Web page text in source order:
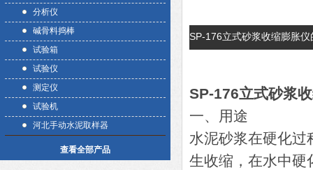
分析仪
碱骨料捣棒
试验箱
试验仪
测定仪
试验机
河北手动水泥取样器
查看全部产品
SP-176立式砂浆收缩膨胀
SP-176立式砂浆
一、用途
水泥砂浆在硬化过
生收缩，在水中硬